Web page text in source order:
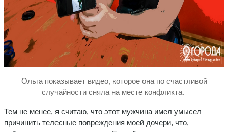
Ольга показывает видео, которое она по счастливой
случайности сняла на месте конфликта.
Тем не менее, я считаю, что этот мужчина имел умысел
причинить телесные повреждения моей дочери, что,